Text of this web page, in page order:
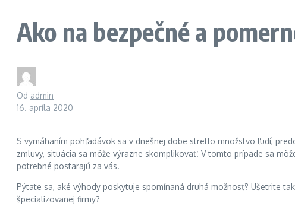
Ako na bezpečné a
Od admin
16. apríla 2020
S vymáhaním pohľadávok sa v dnešnej dobe stretlo množstvo ľudí,
zmluvy, situácia sa môže výrazne skomplikovať. V tomto prípade sa
potrebné postarajú za vás.
Pýtate sa, aké výhody poskytuje spomínaná druhá možnosť? Ušetrite
špecializovanej firmy?